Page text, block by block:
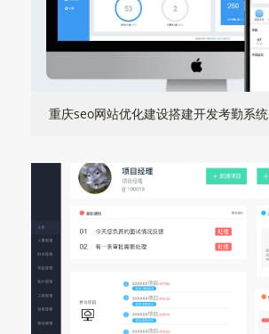
重庆seo网站优化建设搭建开发考勤系统